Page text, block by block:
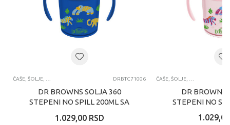
ČAŠE, ŠOLJE, FLAŠE ZA VODU DRBTC71006
DR BROWNS SOLJA 360
STEPENI NO SPILL 200ML SA
1.029,00 RSD
ČAŠE, ŠOLJE, FLAŠE ZA VODU
DR BROWNS
STEPENI NO
1.029,00